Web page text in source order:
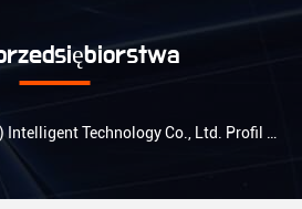
SG (Changzhou) Intelligent Technology Co., Ltd. Profil przedsiębiorstwa